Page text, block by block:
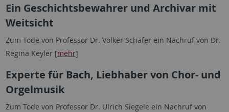
Ein Geschichtsbewahrer und Archivar mit
Weitsicht
Zum Tode von Professor Dr. Volker Schäfer ein Nachruf von Dr.
Regina Keyler [mehr]
Experte für Bach, Liebhaber von Chor- und
Orgelmusik
Zum Tode von Professor Dr. Ulrich Siegele ein Nachruf von